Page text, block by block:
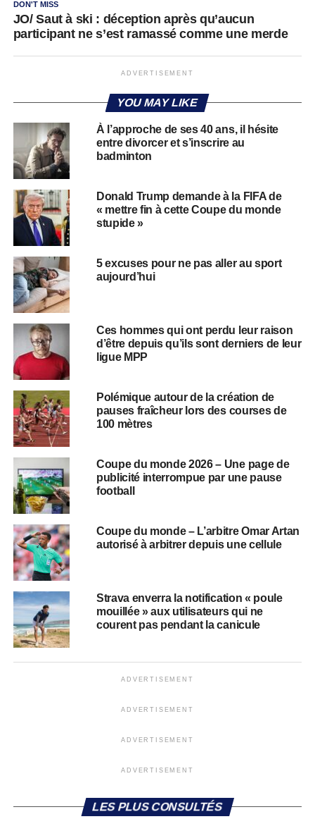
DON'T MISS
JO/ Saut à ski : déception après qu’aucun
participant ne s’est ramassé comme une merde
ADVERTISEMENT
YOU MAY LIKE
À l’approche de ses 40 ans, il hésite
entre divorcer et s’inscrire au
badminton
Donald Trump demande à la FIFA de
« mettre fin à cette Coupe du monde
stupide »
5 excuses pour ne pas aller au sport
aujourd’hui
Ces hommes qui ont perdu leur raison
d’être depuis qu’ils sont derniers de leur
ligue MPP
Polémique autour de la création de
pauses fraîcheur lors des courses de
100 mètres
Coupe du monde 2026 – Une page de
publicité interrompue par une pause
football
Coupe du monde – L’arbitre Omar Artan
autorisé à arbitrer depuis une cellule
Strava enverra la notification « poule
mouillée » aux utilisateurs qui ne
courent pas pendant la canicule
ADVERTISEMENT
ADVERTISEMENT
ADVERTISEMENT
ADVERTISEMENT
LES PLUS CONSULTÉS